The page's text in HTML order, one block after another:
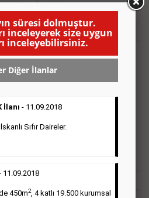
& İlan Örnekleri
İlanı
Gazetelerin tirajını önemli ölçüde
de önemli bir bölümünü
eleman ilanlarında 6 kelime
süresi dolmuştur.
inceleyerek size uygun
inceleyebilirsiniz.
Diğer İlanlar
İlanı - 11.09.2018
Sıfır Daireler.
11.09.2018
450m2, 4 katlı 19.500 kurumsal